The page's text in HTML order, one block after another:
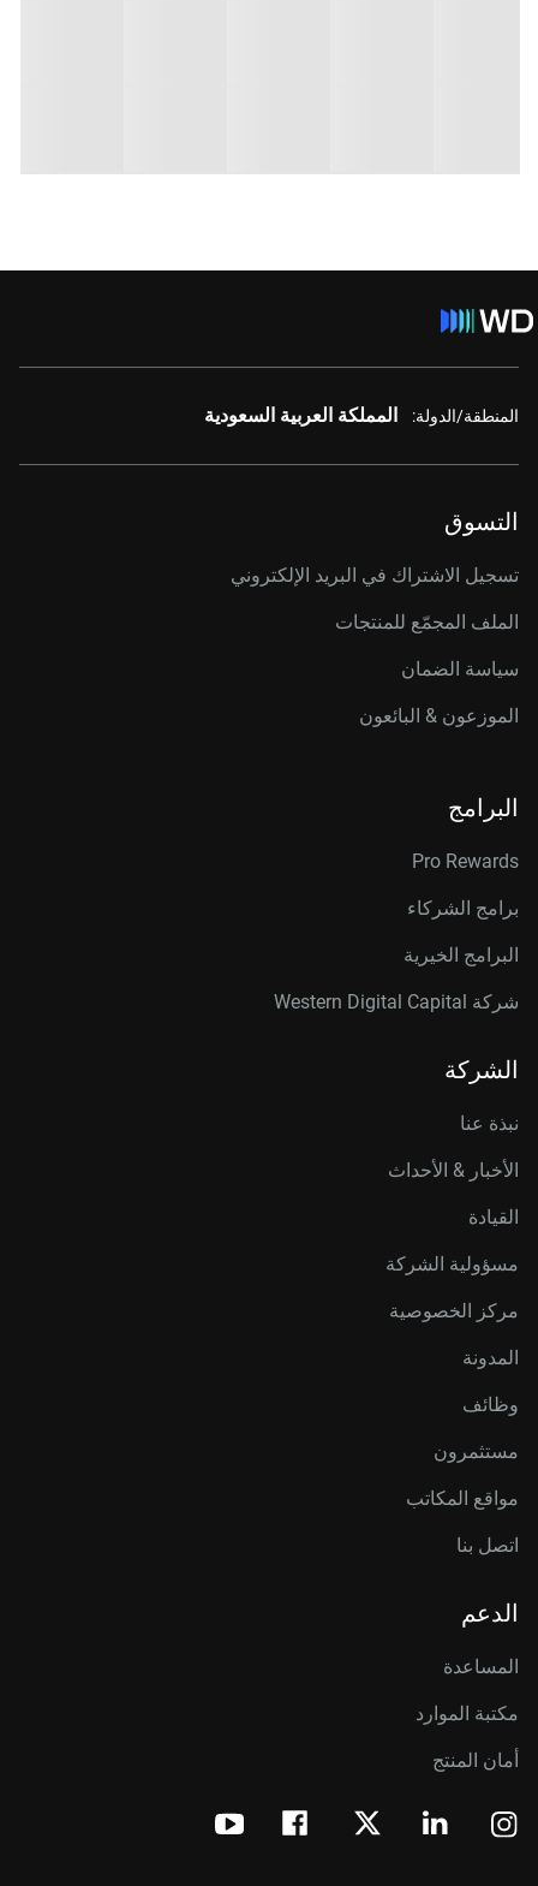
المنطقة/الدولة: المملكة العربية السعودية
التسوق
تسجيل الاشتراك في البريد الإلكتروني
الملف المجمّع للمنتجات
سياسة الضمان
الموزعون & البائعون
البرامج
Pro Rewards
برامج الشركاء
البرامج الخيرية
شركة Western Digital Capital
الشركة
نبذة عنا
الأخبار & الأحداث
القيادة
مسؤولية الشركة
مركز الخصوصية
المدونة
وظائف
مستثمرون
مواقع المكاتب
اتصل بنا
الدعم
المساعدة
مكتبة الموارد
أمان المنتج